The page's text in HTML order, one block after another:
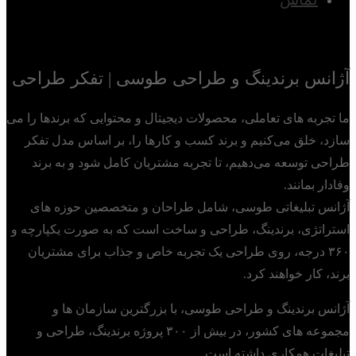
آژانس برندینگ و طراحی طوسی | تفکر طراحی
ما تجربه های تعاملی، محصولات دیجیتال و محتوایی که برندها را می
سازد، خلق می‌کنیم و برند کسب و کارها را، بر اساس مدل تفکر
طراحی توسعه می‌دهیم، تا تجربه مشتریان کامل شود و به برند
وفادار بمانند.
آژانس تبلیغاتی طوسی، شامل طراحان و متخصصین حوزه های
استراتژی، برندینگ، طراحی و ساخت است که به صورت یکپارچه و
۳۶۰ درجه، روی طراحی یک تجربه خاص و جذاب برای مشتریان
برند، کار خواهند کرد.
آژانس برندینگ و طراحی طوسی، با بزرگترین سازمان ها و
مجموعه های کشور، در بیش از ۳۰۰ پروژه برندینگ، طراحی و
تبلیغات همکاری داشته است.